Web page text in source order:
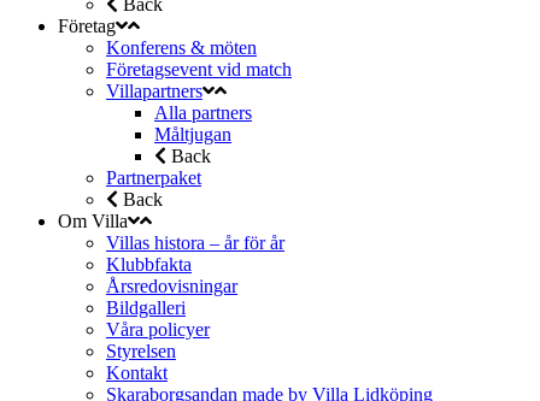
Back
Företag
Konferens & möten
Företagsevent vid match
Villapartners
Alla partners
Måltjugan
Back
Partnerpaket
Back
Om Villa
Villas histora – år för år
Klubbfakta
Årsredovisningar
Bildgalleri
Våra policyer
Styrelsen
Kontakt
Skaraborgsandan made by Villa Lidköping